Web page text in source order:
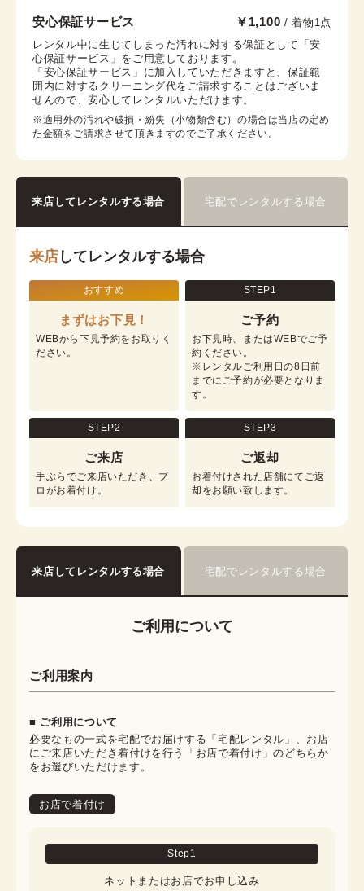
京都府京都市下京区烏丸通七条下る東塩小路町721−1 京
都タワービル3F
営業時間： 10:00 ~ 17:30
着付け最終受付時間：15:30
返却締め切り時間：17:30
安心保証サービス ￥1,100 / 着物1点
レンタル中に生じてしまった汚れに対する保証として「安
心保証サービス」をご用意しております。
「安心保証サービス」に加入していただきますと、保証範
囲内に対するクリーニング代をご請求することはございま
せんので、安心してレンタルいただけます。
※適用外の汚れや破損・紛失（小物類含む）の場合は当店の定め
た金額をご請求させて頂きますのでご了承ください。
来店してレンタルする場合 宅配でレンタルする場合
来店 してレンタルする場合
おすすめ
まずはお下見！
WEBから下見予約をお取りく
ださい。
STEP1
ご予約
お下見時、またはWEBでご予
約ください。
※レンタルご利用日の8日前
までにご予約が必要となりま
す。
STEP2
ご来店
手ぶらでご来店いただき、プ
ロがお着付け。
STEP3
ご返却
お着付けされた店舗にてご返
却をお願い致します。
来店してレンタルする場合 宅配でレンタルする場合
ご利用について
ご利用案内
■ ご利用について
必要なもの一式を宅配でお届けする「宅配レンタル」、お店
にご来店いただき着付けを行う「お店で着付け」のどちらか
をお選びいただけます。
お店で着付け
Step1
ネットまたはお店でお申し込み